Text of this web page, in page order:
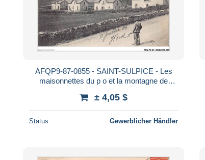
AFQP9-87-0855 - SAINT-SULPICE - Les
maisonnettes du p o et la montagne de
± 4,05 $
Status Gewerblicher Händler